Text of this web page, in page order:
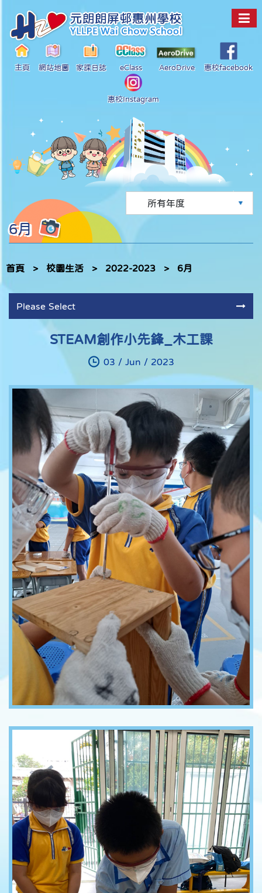
主頁 網站地圖 家課日誌 eClass AeroDrive 惠校facebook
惠校Instagram
6月
首頁 > 校園生活 > 2022-2023 > 6月
Please Select
STEAM創作小先鋒_木工課
03 / Jun / 2023